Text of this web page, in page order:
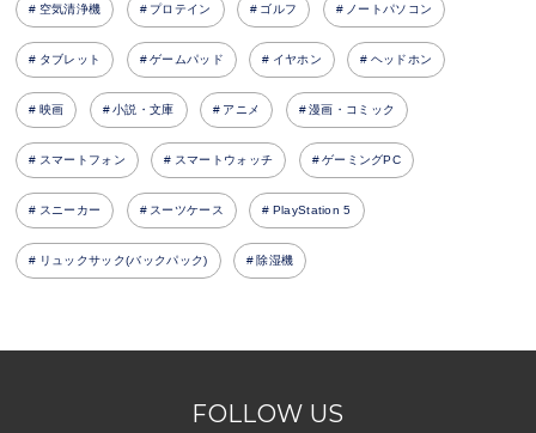
空気清浄機 プロテイン ゴルフ ノートパソコン
タブレット ゲームパッド イヤホン ヘッドホン
映画 小説・文庫 アニメ 漫画・コミック
スマートフォン スマートウォッチ ゲーミングPC
スニーカー スーツケース PlayStation 5
リュックサック(バックパック) 除湿機
FOLLOW US